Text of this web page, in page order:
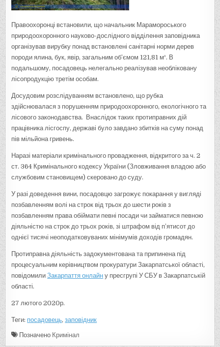
Правоохоронці встановили, що начальник Марамороського
природоохоронного науково-дослідного відділення заповідника
організував вирубку понад встановлені санітарні норми дерев
породи ялина, бук, явір, загальним об’ємом 121,81 м³. В
подальшому, посадовець нелегально реалізував необліковану
лісопродукцію третім особам.
Досудовим розслідуванням встановлено, що рубка
здійснювалася з порушенням природоохоронного, екологічного та
лісового законодавства. Внаслідок таких протиправних дій
працівника лісгоспу, державі було завдано збитків на суму понад
пів мільйона гривень.
Наразі матеріали кримінального провадження, відкритого за ч. 2
ст. 364 Кримінального кодексу України (Зловживання владою або
службовим становищем) скеровано до суду.
У разі доведення вини, посадовцю загрожує покарання у вигляді
позбавленням волі на строк від трьох до шести років з
позбавленням права обіймати певні посади чи займатися певною
діяльністю на строк до трьох років, зі штрафом від п’ятисот до
однієї тисячі неоподатковуваних мінімумів доходів громадян.
Протиправна діяльність задокументована та припинена під
процесуальним керівництвом прокуратури Закарпатської області,
повідомилиЗакарпаття онлайн у пресгрупі У СБУ в Закарпатській
області.
27 лютого 2020р.
Теги: посадовець,заповідник
Позначено Кримінал